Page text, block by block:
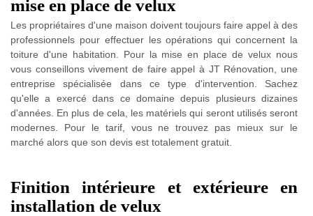
mise en place de velux
Les propriétaires d'une maison doivent toujours faire appel à des
professionnels pour effectuer les opérations qui concernent la
toiture d'une habitation. Pour la mise en place de velux nous
vous conseillons vivement de faire appel à JT Rénovation, une
entreprise spécialisée dans ce type d'intervention. Sachez
qu'elle a exercé dans ce domaine depuis plusieurs dizaines
d'années. En plus de cela, les matériels qui seront utilisés seront
modernes. Pour le tarif, vous ne trouvez pas mieux sur le
marché alors que son devis est totalement gratuit.
Finition intérieure et extérieure en
installation de velux